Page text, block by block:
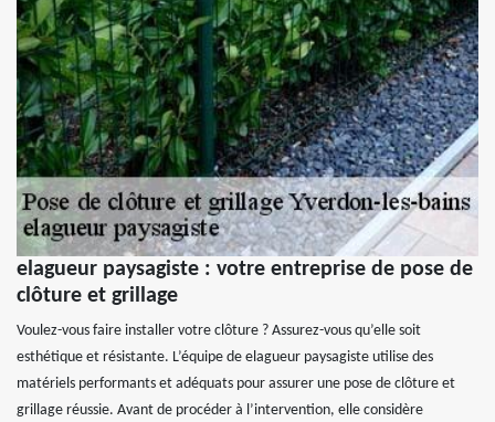
elagueur paysagiste : votre entreprise de pose de
clôture et grillage
Voulez-vous faire installer votre clôture ? Assurez-vous qu’elle soit
esthétique et résistante. L’équipe de elagueur paysagiste utilise des
matériels performants et adéquats pour assurer une pose de clôture et
grillage réussie. Avant de procéder à l’intervention, elle considère